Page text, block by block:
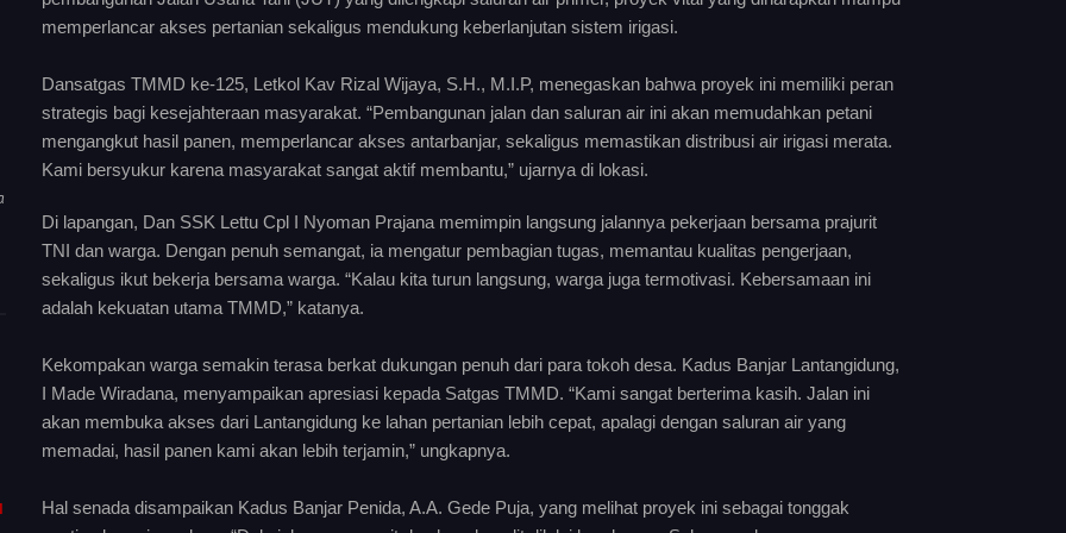
memperlancar akses pertanian sekaligus mendukung keberlanjutan sistem irigasi.
Dansatgas TMMD ke-125, Letkol Kav Rizal Wijaya, S.H., M.I.P, menegaskan bahwa proyek ini memiliki peran
strategis bagi kesejahteraan masyarakat. “Pembangunan jalan dan saluran air ini akan memudahkan petani
mengangkut hasil panen, memperlancar akses antarbanjar, sekaligus memastikan distribusi air irigasi merata.
Kami bersyukur karena masyarakat sangat aktif membantu,” ujarnya di lokasi.
Di lapangan, Dan SSK Lettu Cpl I Nyoman Prajana memimpin langsung jalannya pekerjaan bersama prajurit
TNI dan warga. Dengan penuh semangat, ia mengatur pembagian tugas, memantau kualitas pengerjaan,
sekaligus ikut bekerja bersama warga. “Kalau kita turun langsung, warga juga termotivasi. Kebersamaan ini
adalah kekuatan utama TMMD,” katanya.
Kekompakan warga semakin terasa berkat dukungan penuh dari para tokoh desa. Kadus Banjar Lantangidung,
I Made Wiradana, menyampaikan apresiasi kepada Satgas TMMD. “Kami sangat berterima kasih. Jalan ini
akan membuka akses dari Lantangidung ke lahan pertanian lebih cepat, apalagi dengan saluran air yang
memadai, hasil panen kami akan lebih terjamin,” ungkapnya.
Hal senada disampaikan Kadus Banjar Penida, A.A. Gede Puja, yang melihat proyek ini sebagai tonggak